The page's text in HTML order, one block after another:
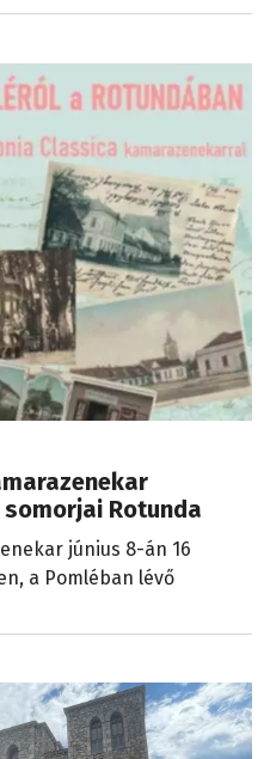
Rotunda
június 8-án 16
a Pomléban lévő